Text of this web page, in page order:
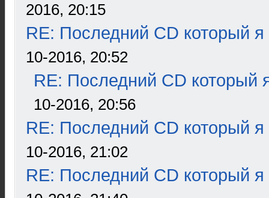
2016, 20:15
RE: Последний CD который я
10-2016, 20:52
RE: Последний CD который
10-2016, 20:56
RE: Последний CD который я
10-2016, 21:02
RE: Последний CD который я